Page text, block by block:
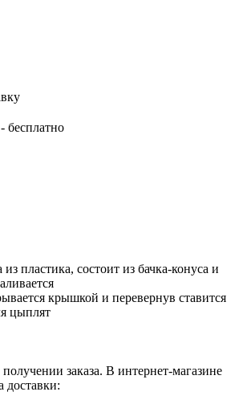
бесплатно
пластика, состоит из бачка-конуса и
крышкой и перевернув ставится
цыплят
заказа. В интернет-магазине
доставки: